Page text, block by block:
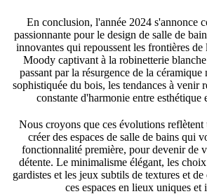
En conclusion, l'année 2024 s'annonce
passionnante pour le design de salle de
innovantes qui repoussent les frontières
Moody captivant à la robinetterie
passant par la résurgence de la
sophistiquée du bois, les tendances à venir
constante d'harmonie entre esthétique
Nous croyons que ces évolutions reflètent
créer des espaces de salle de bains qui
fonctionnalité première, pour devenir de
détente. Le minimalisme élégant, les
gardistes et les jeux subtils de textures et
ces espaces en lieux uniques et